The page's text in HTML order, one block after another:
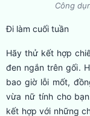
Công
Đi làm cuối tuần
Hãy thử kết hợp
đen ngắn trên gối.
bao giờ lỗi mốt,
vừa nữ tính cho
kết hợp với những